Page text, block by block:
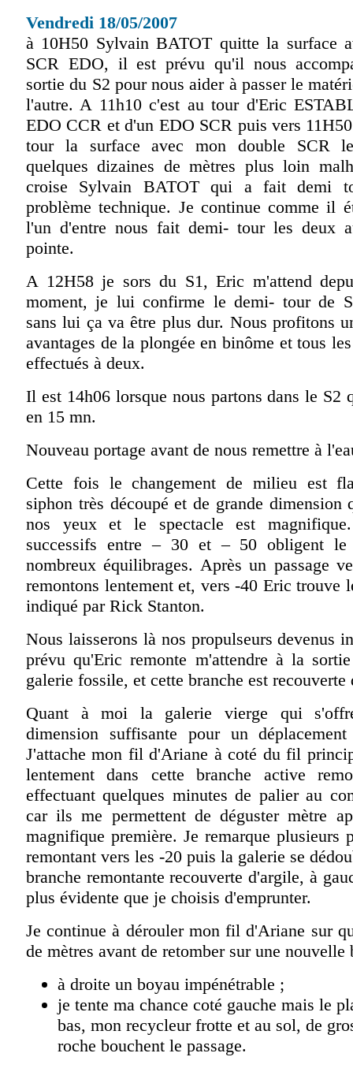
Vendredi 18/05/2007
à 10H50 Sylvain BATOT quitte la surface
SCR EDO, il est prévu qu'il nous
sortie du S2 pour nous aider à passer le
l'autre. A 11h10 c'est au tour d'Eric
EDO CCR et d'un EDO SCR puis vers
tour la surface avec mon double SCR
quelques dizaines de mètres plus loin
croise Sylvain BATOT qui a fait demi
problème technique. Je continue comme il
l'un d'entre nous fait demi- tour les deux
pointe.
A 12H58 je sors du S1, Eric m'attend
moment, je lui confirme le demi- tour de
sans lui ça va être plus dur. Nous profitons
avantages de la plongée en binôme et tous
effectués à deux.
Il est 14h06 lorsque nous partons dans le S2
en 15 mn.
Nouveau portage avant de nous remettre à
Cette fois le changement de milieu est
siphon très découpé et de grande dimension
nos yeux et le spectacle est magnifique.
successifs entre – 30 et – 50 obligent le
nombreux équilibrages. Après un passage
remontons lentement et, vers -40 Eric trouve
indiqué par Rick Stanton.
Nous laisserons là nos propulseurs devenus
prévu qu'Eric remonte m'attendre à la
galerie fossile, et cette branche est
Quant à moi la galerie vierge qui
dimension suffisante pour un
J'attache mon fil d'Ariane à coté du fil
lentement dans cette branche active
effectuant quelques minutes de palier au
car ils me permettent de déguster mètre
magnifique première. Je remarque plusieurs
remontant vers les -20 puis la galerie se
branche remontante recouverte d'argile, à
plus évidente que je choisis d'emprunter.
Je continue à dérouler mon fil d'Ariane sur
de mètres avant de retomber sur une
à droite un boyau impénétrable ;
je tente ma chance coté gauche mais le
bas, mon recycleur frotte et au sol, de
roche bouchent le passage.